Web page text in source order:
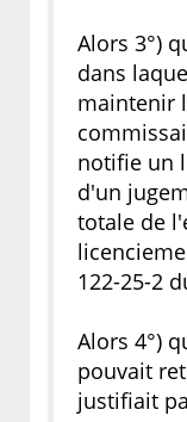
Alors 3°)
dans
maintenir
notifie un
d'un
totale de
122-25-2
Alors 4°)
pouvait
justifiait